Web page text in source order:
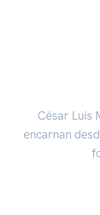
César Luis
encarnan